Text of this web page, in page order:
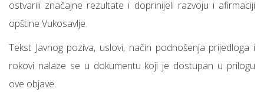
ostvarili značajne rezultate i doprinijeli razvoju i afirmaciji
opštine Vukosavlje.
Tekst Javnog poziva, uslovi, način podnošenja prijedloga i
rokovi nalaze se u dokumentu koji je dostupan u prilogu
ove objave.